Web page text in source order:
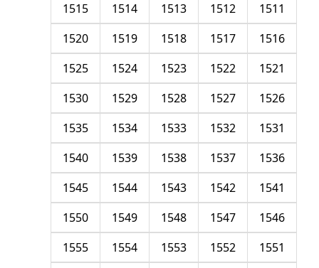
1511
1512
1513
1514
1515
1516
1517
1518
1519
1520
1521
1522
1523
1524
1525
1526
1527
1528
1529
1530
1531
1532
1533
1534
1535
1536
1537
1538
1539
1540
1541
1542
1543
1544
1545
1546
1547
1548
1549
1550
1551
1552
1553
1554
1555